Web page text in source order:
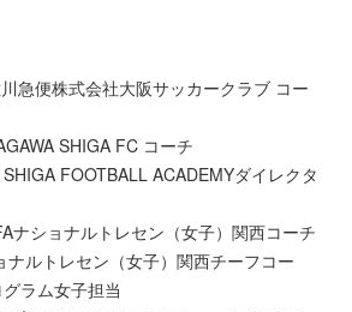
急便株式会社大阪サッカークラブ コー
SHIGA FC コーチ
FOOTBALL ACADEMYダイレクタ
ショナルトレセン（女子）関西コーチ
ルトレセン（女子）関西チーフコー
ラム女子担当